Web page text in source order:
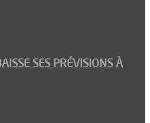
SES PRÉVISIONS À